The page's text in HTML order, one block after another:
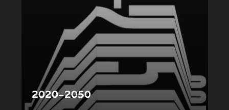
2020–2050